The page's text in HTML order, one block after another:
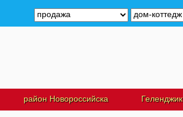
район Новороссийска Геленджик